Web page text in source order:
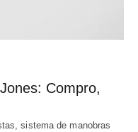
Compro,
sistema de manobras